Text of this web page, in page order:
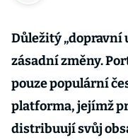
Důležitý „dopravní
zásadní změny.
pouze populární
platforma, jejímž
distribuují svůj